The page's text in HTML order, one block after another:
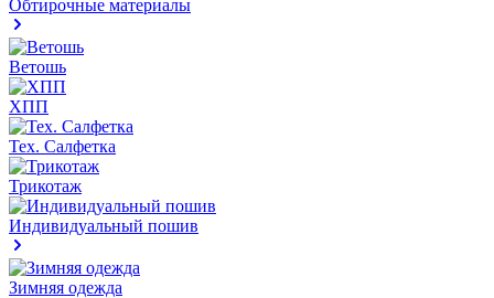
Обтирочные материалы
Ветошь
ХПП
Тех. Салфетка
Трикотаж
Индивидуальный пошив
Зимняя одежда